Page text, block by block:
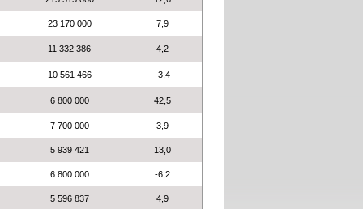
23 170 000 7,9
11 332 386 4,2
10 561 466 -3,4
6 800 000 42,5
7 700 000 3,9
5 939 421 13,0
6 800 000 -6,2
5 596 837 4,9